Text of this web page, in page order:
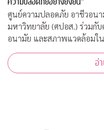
ศูนย์ความปลอดภัย อาชีวอน
มหาวิทยาลัย (ศปอส.) ร่วมกั
อนามัย และสภาพแวดล้อมใ
มหาวิทยาลัย และภาคีเครือ
New normal สู่วัฒนธรรมควา
อ่